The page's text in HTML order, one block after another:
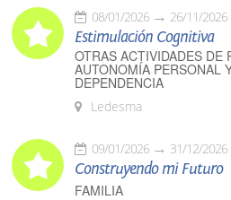
08/01/2026 26/11/2026
Estimulación Cognitiva
OTRAS ACTIVIDADES DE
AUTONOMÍA PERSONAL
DEPENDENCIA
Ledesma
09/01/2026 31/12/2026
Construyendo mi Futuro
FAMILIA